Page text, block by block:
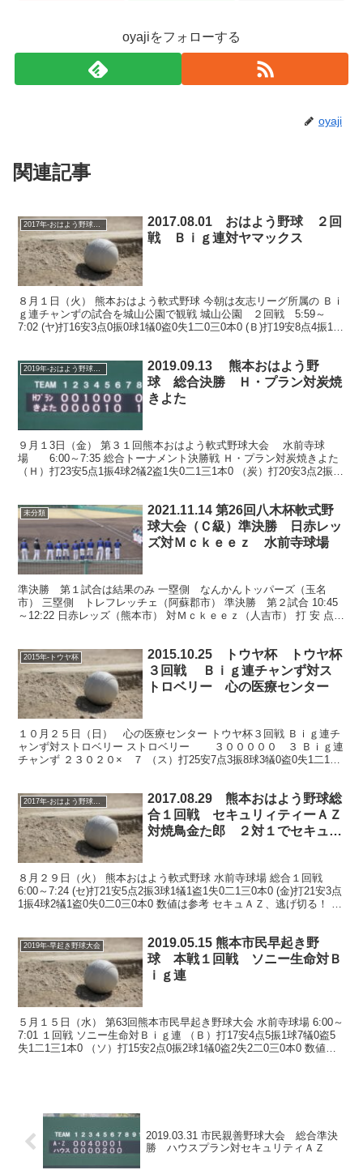
oyajiをフォローする
oyaji
関連記事
2017年-おはよう野球大会
2017.08.01 おはよう野球 ２回
戦 Ｂｉｇ連対ヤマックス
８月１日（火） 熊本おはよう軟式野球 今朝は友志リーグ所属の Ｂｉ
ｇ連チャンずの試合を城山公園で観戦 城山公園 ２回戦 5:59～
7:02 (ヤ)打16安3点0振0球1犠0盗0失1二0三0本0 (Ｂ)打19安8点4振1球
2019年-おはよう野球大会
2019.09.13 熊本おはよう野
球 総合決勝 Ｈ・プラン対炭焼
きよた
９月１3日（金） 第３１回熊本おはよう軟式野球大会 水前寺球
場 6:00～7:35 総合トーナメント決勝戦 Ｈ・プラン対炭焼きよた
（Ｈ）打23安5点1振4球2犠2盗1失0二1三1本0 （炭）打20安3点2振3
未分類
2021.11.14 第26回八木杯軟式野
球大会（Ｃ級）準決勝 日赤レッ
ズ対Ｍｃｋｅｅｚ 水前寺球場
準決勝 第１試合は結果のみ 一塁側 なんかんトッパーズ（玉名
市） 三塁側 トレフレッチェ（阿蘇郡市） 準決勝 第２試合 10:45
～12:22 日赤レッズ（熊本市） 対Ｍｃｋｅｅｚ（人吉市） 打 安 点
2015年-トウヤ杯
2015.10.25 トウヤ杯 トウヤ杯
３回戦 Ｂｉｇ連チャンず対ス
トロベリー 心の医療センター
１０月２５日（日） 心の医療センター トウヤ杯３回戦 Ｂｉｇ連チ
ャンず対ストロベリー ストロベリー ３０００００ ３ Ｂｉｇ連
チャンず ２３０２０× ７ （ス）打25安7点3振8球3犠0盗0失1二1三
2017年-おはよう野球大会
2017.08.29 熊本おはよう野球総
合１回戦 セキュリィティーＡＺ
対焼鳥金た郎 ２対１でセキュリ
８月２９日（火） 熊本おはよう軟式野球 水前寺球場 総合１回戦
6:00～7:24 (セ)打21安5点2振3球1犠1盗1失0二1三0本0 (金)打21安3点
1振4球2犠1盗0失0二0三0本0 数値は参考 セキュＡＺ、逃げ切る！ 焼
2019年-早起き野球大会
2019.05.15 熊本市民早起き野
球 本戦１回戦 ソニー生命対Ｂ
ｉｇ連
５月１５日（水） 第63回熊本市民早起き野球大会 水前寺球場 6:00～
7:01 １回戦 ソニー生命対Ｂｉｇ連 （Ｂ）打17安4点5振1球7犠0盗5
失1二1三1本0 （ソ）打15安2点0振2球1犠0盗2失2二0三0本0 数値は
2019.03.31 市民親善野球大会 総合準決
勝 ハウスプラン対セキュリティＡＺ